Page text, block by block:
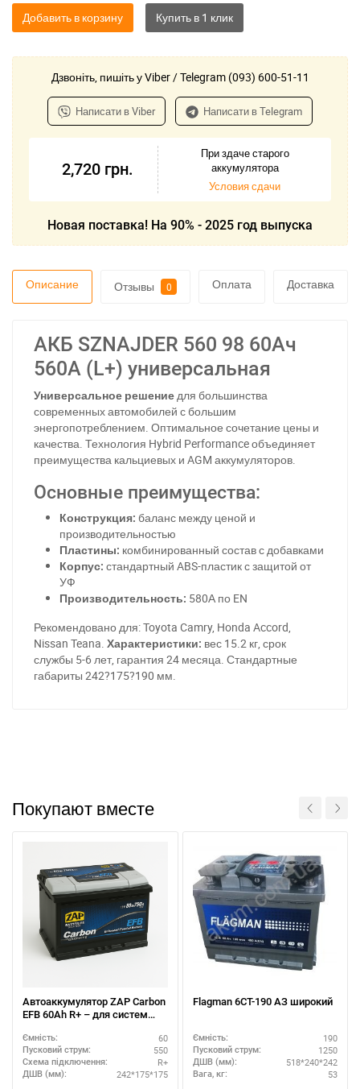
Добавить в корзину
Дзвоніть, пишіть у Viber / Telegram (093) 600-51-11
Написати в Viber Написати в Telegram
2,720 грн.
При здаче старого
аккумулятора
Условия сдачи
Новая поставка! На 90% - 2025 год выпуска
Описание Отзывы 0 Оплата Доставка
АКБ SZNAJDER 560 98 60Ач
560А (L+) универсальная
Универсальное решениедля большинства
современных автомобилей с большим
энергопотреблением. Оптимальное сочетание цены и
качества. Технология Hybrid Performance объединяет
преимущества кальциевых и AGM аккумуляторов.
Основные преимущества:
Конструкция: баланс между ценой и
производительностью
Пластины: комбинированный состав с добавками
Корпус: стандартный ABS-пластик с защитой от
УФ
Производительность: 580А по EN
Рекомендовано для: Toyota Camry, Honda Accord,
Nissan Teana. Характеристики: вес 15.2 кг, срок
службы 5-6 лет, гарантия 24 месяца. Стандартные
габариты 242?175?190 мм.
Покупают вместе
Автоаккумулятор ZAP Carbon
EFB 60Аh R+ – для систем
Ємність: 60
Пусковий струм: 550
Схема підключення: R+
ДШВ (мм): 242*175*175
Flagman 6СТ-190 АЗ широкий
Ємність: 190
Пусковий струм: 1250
ДШВ (мм): 518*240*242
Вага, кг: 53